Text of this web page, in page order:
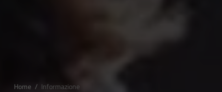
Home / Informazione